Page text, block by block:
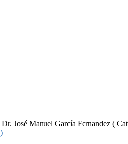
José Manuel García Fernandez (